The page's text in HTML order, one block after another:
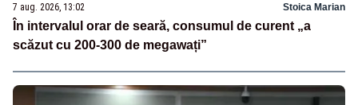
7 aug. 2026, 13:02 Stoica Marian
În intervalul orar de seară, consumul de curent „a
scăzut cu 200-300 de megawați”